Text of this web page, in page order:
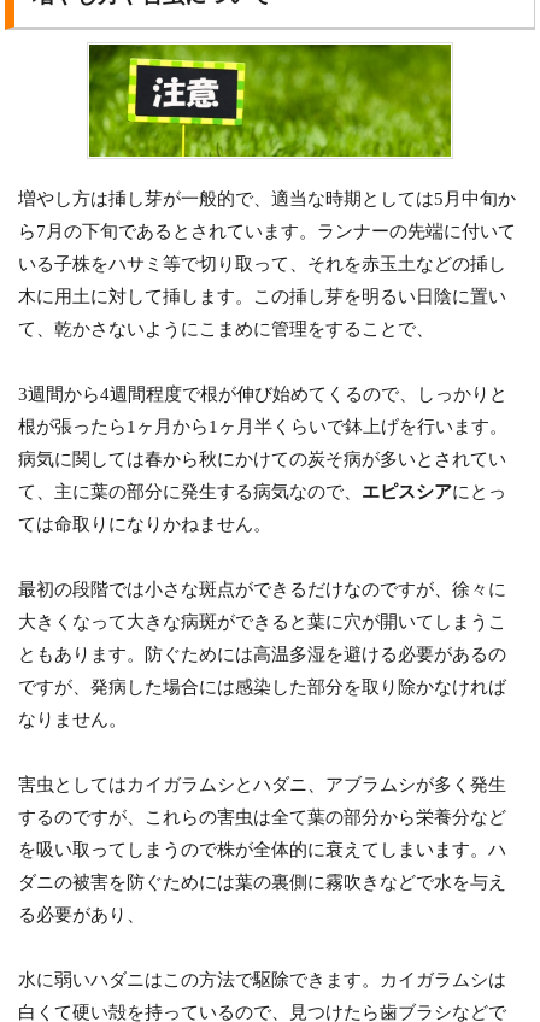
増やし方は挿し芽が一般的で、適当な時期としては5月中旬か
ら7月の下旬であるとされています。ランナーの先端に付いて
いる子株をハサミ等で切り取って、それを赤玉土などの挿し
木に用土に対して挿します。この挿し芽を明るい日陰に置い
て、乾かさないようにこまめに管理をすることで、
3週間から4週間程度で根が伸び始めてくるので、しっかりと
根が張ったら1ヶ月から1ヶ月半くらいで鉢上げを行います。
病気に関しては春から秋にかけての炭そ病が多いとされてい
て、主に葉の部分に発生する病気なので、 エピスシアにとっ
ては命取りになりかねません。
最初の段階では小さな斑点ができるだけなのですが、徐々に
大きくなって大きな病斑ができると葉に穴が開いてしまうこ
ともあります。防ぐためには高温多湿を避ける必要があるの
ですが、発病した場合には感染した部分を取り除かなければ
なりません。
害虫としてはカイガラムシとハダニ、アブラムシが多く発生
するのですが、これらの害虫は全て葉の部分から栄養分など
を吸い取ってしまうので株が全体的に衰えてしまいます。ハ
ダニの被害を防ぐためには葉の裏側に霧吹きなどで水を与え
る必要があり、
水に弱いハダニはこの方法で駆除できます。カイガラムシは
白くて硬い殻を持っているので、見つけたら歯ブラシなどで